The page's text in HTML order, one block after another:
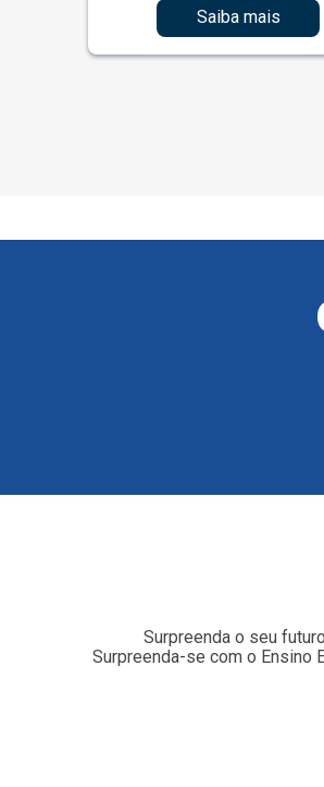
Saiba mais
Surpreenda o seu
Surpreenda-se com o Ensino